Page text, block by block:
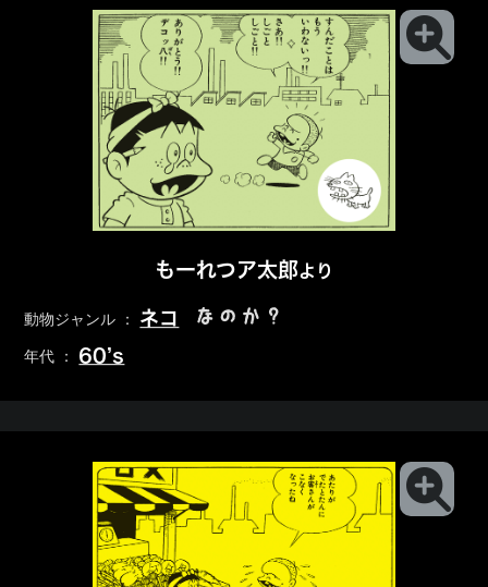
もーれつア太郎より
動物ジャンル ： ネコ なのか？
年代 ： 60’s